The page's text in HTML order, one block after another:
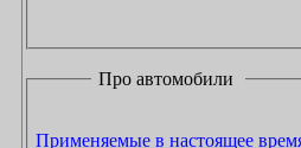
Про автомобили
Применяемые в настоящее время